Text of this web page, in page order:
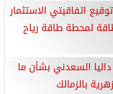
اتفاقيتي الاستثمار
لمحطة طاقة رياح
داليا السعدني بشأن ما
بالزمالك